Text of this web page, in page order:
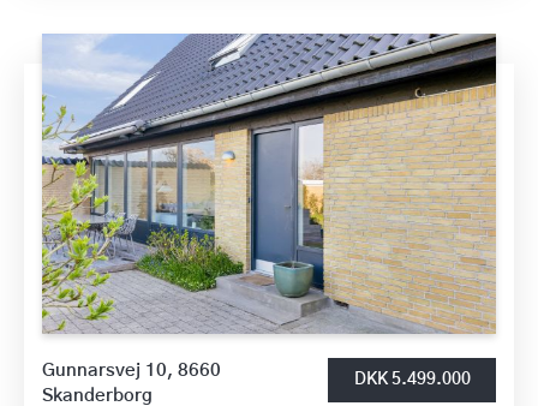
Gunnarsvej 10, 8660
Skanderborg
DKK 5.499.000